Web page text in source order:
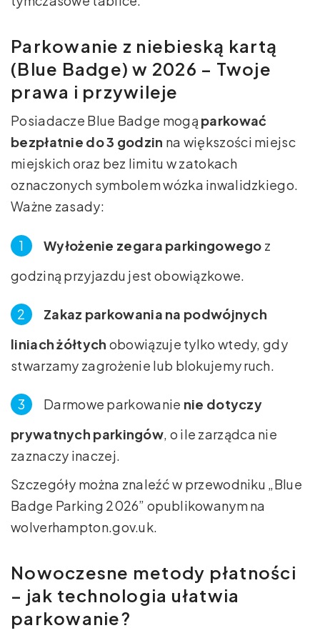
Parkowanie z niebieską kartą
(Blue Badge) w 2026 – Twoje
prawa i przywileje
Posiadacze Blue Badge mogą parkować
bezpłatnie do 3 godzin na większości miejsc
miejskich oraz bez limitu w zatokach
oznaczonych symbolem wózka inwalidzkiego.
Ważne zasady:
Wyłożenie zegara parkingowego z
godziną przyjazdu jest obowiązkowe.
Zakaz parkowania na podwójnych
liniach żółtych obowiązuje tylko wtedy, gdy
stwarzamy zagrożenie lub blokujemy ruch.
Darmowe parkowanie nie dotyczy
prywatnych parkingów, o ile zarządca nie
zaznaczy inaczej.
Szczegóły można znaleźć w przewodniku „Blue
Badge Parking 2026” opublikowanym na
wolverhampton.gov.uk.
Nowoczesne metody płatności
– jak technologia ułatwia
parkowanie?